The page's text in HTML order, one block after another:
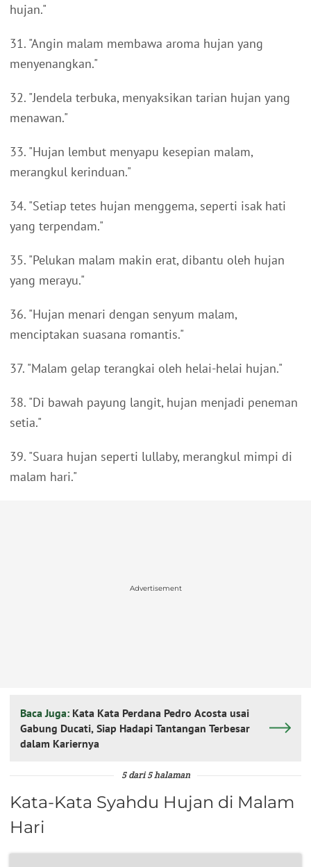
hujan."
31. "Angin malam membawa aroma hujan yang
menyenangkan."
32. "Jendela terbuka, menyaksikan tarian hujan yang
menawan."
33. "Hujan lembut menyapu kesepian malam,
merangkul kerinduan."
34. "Setiap tetes hujan menggema, seperti isak hati
yang terpendam."
35. "Pelukan malam makin erat, dibantu oleh hujan
yang merayu."
36. "Hujan menari dengan senyum malam,
menciptakan suasana romantis."
37. "Malam gelap terangkai oleh helai-helai hujan."
38. "Di bawah payung langit, hujan menjadi peneman
setia."
39. "Suara hujan seperti lullaby, merangkul mimpi di
malam hari."
Advertisement
Baca Juga: Kata Kata Perdana Pedro Acosta usai
Gabung Ducati, Siap Hadapi Tantangan Terbesar
dalam Kariernya
5 dari 5 halaman
Kata-Kata Syahdu Hujan di Malam
Hari